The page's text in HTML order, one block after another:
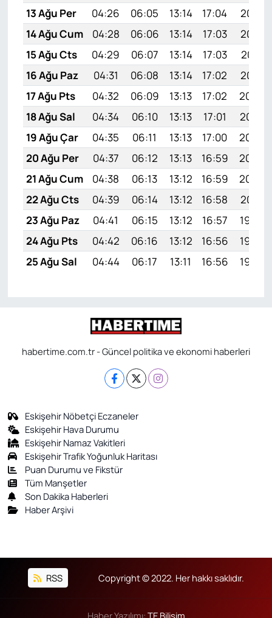
13 Ağu Per
04:26 06:05 13:14 17:04
20:14
14 Ağu Cum
04:28 06:06 13:14 17:03
20:12
15 Ağu Cts
04:29 06:07 13:14 17:03
20:11
16 Ağu Paz
04:31 06:08 13:14 17:02
20:10
17 Ağu Pts
04:32 06:09 13:13 17:02
20:08
18 Ağu Sal
04:34 06:10 13:13 17:01
20:07
19 Ağu Çar
04:35 06:11 13:13 17:00
20:05
20 Ağu Per
04:37 06:12 13:13 16:59
20:04
21 Ağu Cum
04:38 06:13 13:12 16:59
20:02
22 Ağu Cts
04:39 06:14 13:12 16:58
20:01
23 Ağu Paz
04:41 06:15 13:12 16:57
19:59
24 Ağu Pts
04:42 06:16 13:12 16:56
19:58
25 Ağu Sal
04:44 06:17 13:11 16:56 19:56
habertime.com.tr - Güncel politika ve ekonomi haberleri
Eskişehir Nöbetçi Eczaneler
Eskişehir Hava Durumu
Eskişehir Namaz Vakitleri
Eskişehir Trafik Yoğunluk Haritası
Puan Durumu ve Fikstür
Tüm Manşetler
Son Dakika Haberleri
Haber Arşivi
RSS Copyright © 2022. Her hakkı saklıdır.
Haber Yazılımı: TE Bilişim